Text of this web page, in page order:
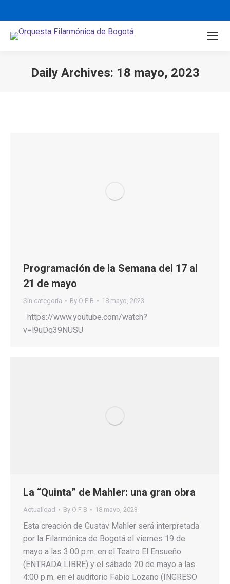
Daily Archives: 18 mayo, 2023
Programación de la Semana del 17 al
21 de mayo
Sin categoría By O F B 18 mayo, 2023
https://www.youtube.com/watch?
v=l9uDq39NUSU
La “Quinta” de Mahler: una gran obra
Actualidad By O F B 18 mayo, 2023
Esta creación de Gustav Mahler será interpretada
por la Filarmónica de Bogotá el viernes 19 de
mayo a las 3:00 p.m. en el Teatro El Ensueño
(ENTRADA LIBRE) y el sábado 20 de mayo a las
4:00 p.m. en el auditorio Fabio Lozano (INGRESO